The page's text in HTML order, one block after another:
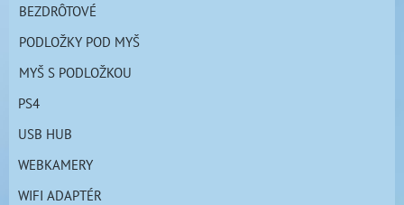
BEZDRÔTOVÉ
PODLOŽKY POD MYŠ
MYŠ S PODLOŽKOU
PS4
USB HUB
WEBKAMERY
WIFI ADAPTÉR